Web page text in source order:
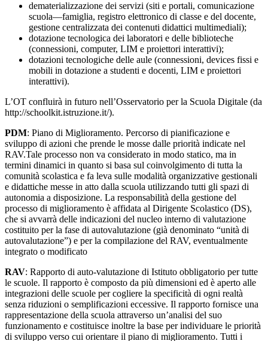
dematerializzazione dei servizi (siti e portali, comunicazione
scuola—famiglia, registro elettronico di classe e del docente,
gestione centralizzata dei contenuti didattici multimediali);
dotazione tecnologica dei laboratori e delle biblioteche
(connessioni, computer, LIM e proiettori interattivi);
dotazioni tecnologiche delle aule (connessioni, devices fissi e
mobili in dotazione a studenti e docenti, LIM e proiettori
interattivi).
L’OT confluirà in futuro nell’Osservatorio per la Scuola Digitale (da
http://schoolkit.istruzione.it/).
PDM: Piano di Miglioramento. Percorso di pianificazione e
sviluppo di azioni che prende le mosse dalle priorità indicate nel
RAV.Tale processo non va considerato in modo statico, ma in
termini dinamici in quanto si basa sul coinvolgimento di tutta la
comunità scolastica e fa leva sulle modalità organizzative gestionali
e didattiche messe in atto dalla scuola utilizzando tutti gli spazi di
autonomia a disposizione. La responsabilità della gestione del
processo di miglioramento è affidata al Dirigente Scolastico (DS),
che si avvarrà delle indicazioni del nucleo interno di valutazione
costituito per la fase di autovalutazione (già denominato “unità di
autovalutazione”) e per la compilazione del RAV, eventualmente
integrato o modificato
RAV: Rapporto di auto-valutazione di Istituto obbligatorio per tutte
le scuole. Il rapporto è composto da più dimensioni ed è aperto alle
integrazioni delle scuole per cogliere la specificità di ogni realtà
senza riduzioni o semplificazioni eccessive. Il rapporto fornisce una
rappresentazione della scuola attraverso un’analisi del suo
funzionamento e costituisce inoltre la base per individuare le priorità
di sviluppo verso cui orientare il piano di miglioramento. Tutti i